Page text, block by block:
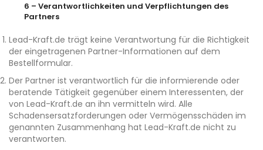
6 – Verantwortlichkeiten und Verpflichtungen des
Partners
Lead-Kraft.de trägt keine Verantwortung für die Richtigkeit
der eingetragenen Partner-Informationen auf dem
Bestellformular.
Der Partner ist verantwortlich für die informierende oder
beratende Tätigkeit gegenüber einem Interessenten, der
von Lead-Kraft.de an ihn vermitteln wird. Alle
Schadensersatzforderungen oder Vermögensschäden im
genannten Zusammenhang hat Lead-Kraft.de nicht zu
verantworten.